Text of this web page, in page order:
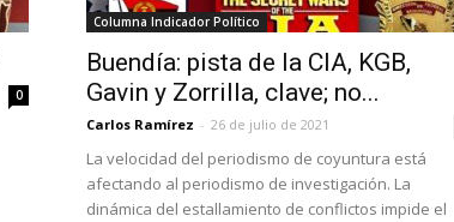
0
Columna Indicador Político
Buendía: pista de la CIA, KGB,
Gavin y Zorrilla, clave; no...
Carlos Ramírez - 26 de julio de 2021
La velocidad del periodismo de coyuntura está
afectando al periodismo de investigación. La
dinámica del estallamiento de conflictos impide el